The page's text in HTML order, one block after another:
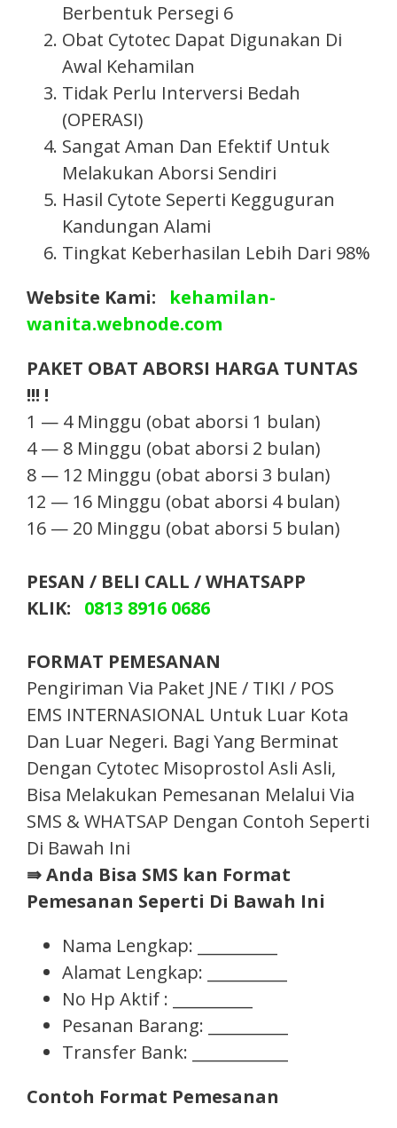
Berbentuk Persegi 6
Obat Cytotec Dapat Digunakan Di
Awal Kehamilan
Tidak Perlu Interversi Bedah
(OPERASI)
Sangat Aman Dan Efektif Untuk
Melakukan Aborsi Sendiri
Hasil Cytote Seperti Kegguguran
Kandungan Alami
Tingkat Keberhasilan Lebih Dari 98%
Website Kami: kehamilan-
wanita.webnode.com
PAKET OBAT ABORSI HARGA TUNTAS
!!! !
1 — 4 Minggu (obat aborsi 1 bulan)
4 — 8 Minggu (obat aborsi 2 bulan)
8 — 12 Minggu (obat aborsi 3 bulan)
12 — 16 Minggu (obat aborsi 4 bulan)
16 — 20 Minggu (obat aborsi 5 bulan)
PESAN / BELI CALL / WHATSAPP
KLIK: 0813 8916 0686
FORMAT PEMESANAN
Pengiriman Via Paket JNE / TIKI / POS
EMS INTERNASIONAL Untuk Luar Kota
Dan Luar Negeri. Bagi Yang Berminat
Dengan Cytotec Misoprostol Asli Asli,
Bisa Melakukan Pemesanan Melalui Via
SMS & WHATSAP Dengan Contoh Seperti
Di Bawah Ini
⇛ Anda Bisa SMS kan Format
Pemesanan Seperti Di Bawah Ini
Nama Lengkap: __________
Alamat Lengkap: __________
No Hp Aktif : __________
Pesanan Barang: __________
Transfer Bank: ____________
Contoh Format Pemesanan